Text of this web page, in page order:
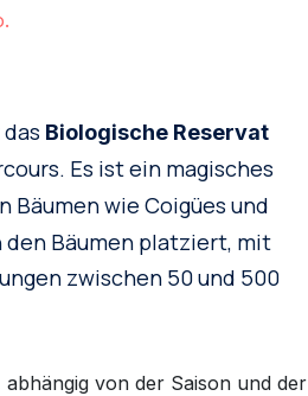
Biologische Reservat
Es ist ein magisches
Bäumen wie Coigües und
Bäumen platziert, mit
zwischen 50 und 500
von der Saison und der